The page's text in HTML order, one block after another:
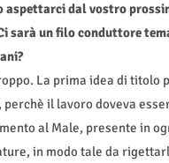
aspettarci dal vostro
sarà un filo conduttore
La prima idea di titolo
il lavoro doveva
al Male, presente in
in modo tale da